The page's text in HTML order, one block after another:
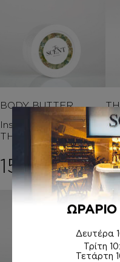
BODY BUTTER
Inspired by ΛΕΜΟΝΙ –
THE SCENT
15,00€
ΩΡΑΡΙΟ
Δευτέρα
Τρίτη
Τετάρτη